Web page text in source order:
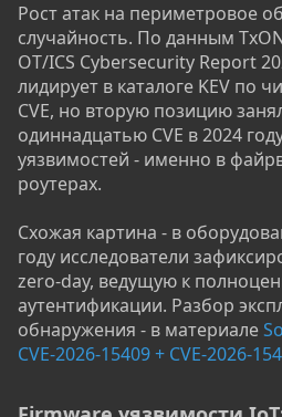
Рост атак на периметровое
случайность. По данным
OT/ICS Cybersecurity Report
лидирует в каталоге KEV по
CVE, но вторую позицию
одиннадцатью CVE в 2024
уязвимостей - именно в
роутерах.
Схожая картина - в
году исследователи
zero-day, ведущую к
аутентификации. Разбор
обнаружения - в материале
CVE-2026-15409 + CVE-2026-